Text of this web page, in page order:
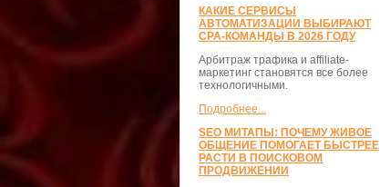
КАКИЕ СЕРВИСЫ
АВТОМАТИЗАЦИИ ВЫБИРАЮТ
CPA-КОМАНДЫ В 2026 ГОДУ
Арбитраж трафика и affiliate-
маркетинг становятся все более
технологичными.
Подробнее...
SEO МИТАПЫ: ПОЧЕМУ ЖИВОЕ
ОБЩЕНИЕ ПОМОГАЕТ БЫСТРЕЕ
РАСТИ В ПОИСКОВОМ
ПРОДВИЖЕНИИ